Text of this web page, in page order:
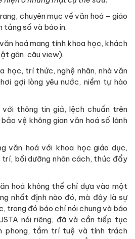
chuyên mục về văn hoá – giáo
tảng số và báo in.
hoá mang tính khoa học, khách
gân, câu view).
học, trí thức, nghệ nhân, nhà văn
gợi lòng yêu nước, niềm tự hào
thông tin giả, lệch chuẩn trên
vệ không gian văn hoá số lành
văn hoá với khoa học giáo dục,
trí, bồi dưỡng nhân cách, thúc đẩy
hoá không thể chỉ dựa vào một
nhất định nào đó, mà đây là sự
trong đó báo chí nói chung và báo
nói riêng, đã và cần tiếp tục
phong, tầm trí tuệ và tính trách